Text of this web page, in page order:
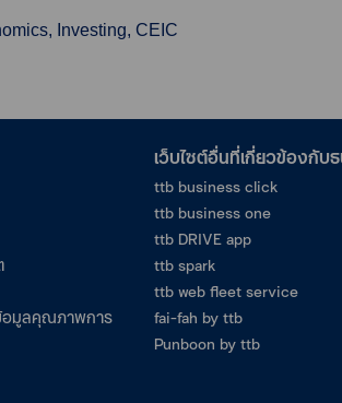
Investing, CEIC
อมูลคุณภาพการ
เว็บไซต์อื่นที่เกี่ยวข้องกับ
ttb business click
ttb business one
ttb DRIVE app
ttb spark
ttb web fleet service
fai-fah by ttb
Punboon by ttb